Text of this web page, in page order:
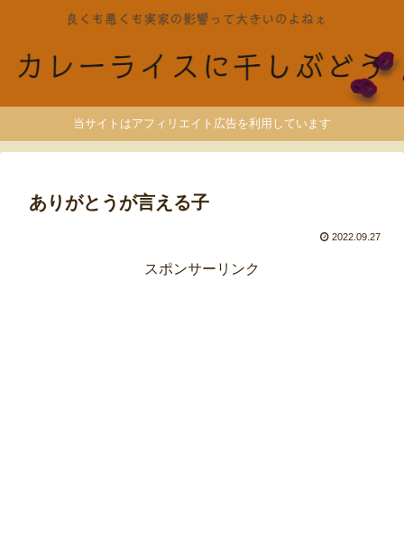
当サイトはアフィリエイト広告を利用しています
ありがとうが言える子
2022.09.27
スポンサーリンク